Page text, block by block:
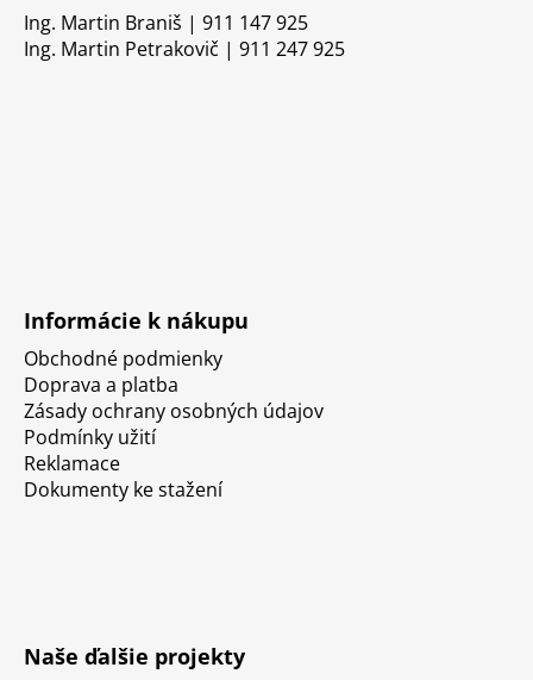
Ing. Martin Braniš | 911 147 925
Ing. Martin Petrakovič | 911 247 925
Informácie k nákupu
Obchodné podmienky
Doprava a platba
Zásady ochrany osobných údajov
Podmínky užití
Reklamace
Dokumenty ke stažení
Naše ďalšie projekty